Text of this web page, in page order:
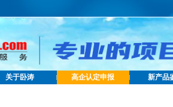
关于卧涛 高企认定申报 新产品